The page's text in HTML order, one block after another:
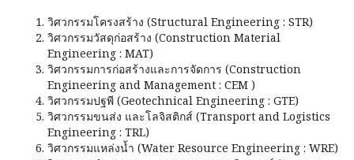
วิศวกรรมโครงสร้าง (Structural Engineering : STR)
วิศวกรรมวัสดุก่อสร้าง (Construction Material
Engineering : MAT)
วิศวกรรมการก่อสร้างและการจัดการ (Construction
Engineering and Management : CEM )
วิศวกรรมปฐพี (Geotechnical Engineering : GTE)
วิศวกรรมขนส่ง และโลจิสติกส์ (Transport and Logistics
Engineering : TRL)
วิศวกรรมแหล่งน้ำ (Water Resource Engineering : WRE)